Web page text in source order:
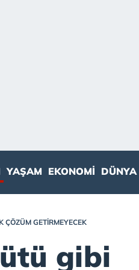
YAŞAM EKONOMI DÜNYA
ÇÖZÜM GETIRMEYECEK
gibi